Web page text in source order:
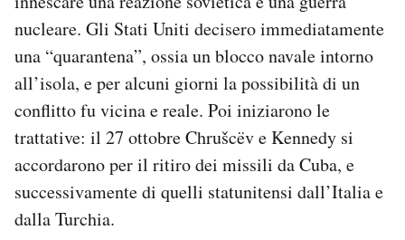
nucleare. Gli Stati Uniti decisero immediatamente
una “quarantena”, ossia un blocco navale intorno
all’isola, e per alcuni giorni la possibilità di un
conflitto fu vicina e reale. Poi iniziarono le
trattative: il 27 ottobre Chrušcëv e Kennedy si
accordarono per il ritiro dei missili da Cuba, e
successivamente di quelli statunitensi dall’Italia e
dalla Turchia.